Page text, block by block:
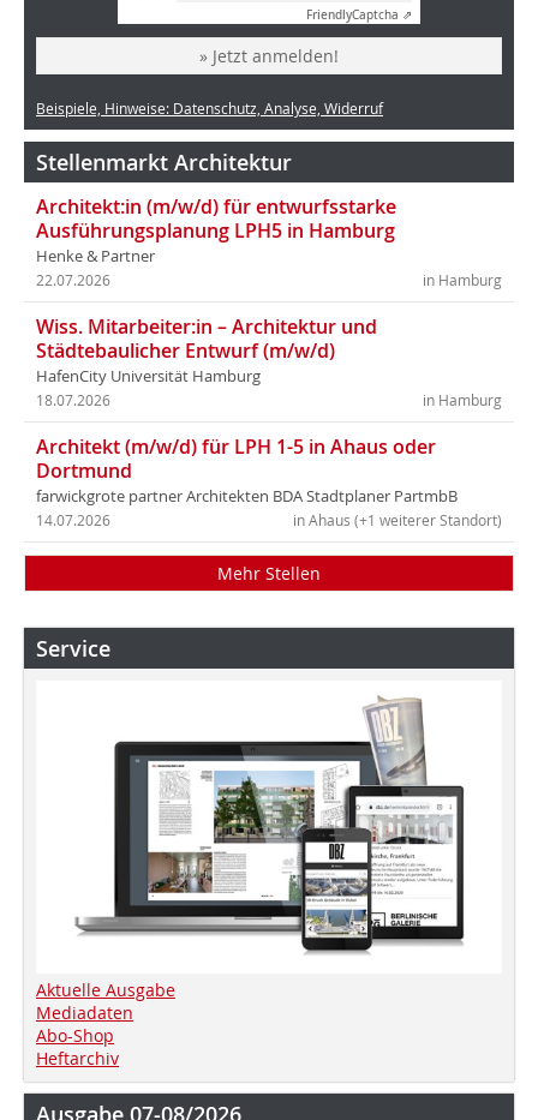
FriendlyCaptcha ⇗
» Jetzt anmelden!
Beispiele, Hinweise: Datenschutz, Analyse, Widerruf
Stellenmarkt Architektur
Architekt:in (m/w/d) für entwurfsstarke
Ausführungsplanung LPH5 in Hamburg
Henke & Partner
in Hamburg
22.07.2026
Wiss. Mitarbeiter:in – Architektur und
Städtebaulicher Entwurf (m/w/d)
HafenCity Universität Hamburg
in Hamburg
18.07.2026
Architekt (m/w/d) für LPH 1-5 in Ahaus oder
Dortmund
farwickgrote partner Architekten BDA Stadtplaner PartmbB
in Ahaus (+1 weiterer Standort)
14.07.2026
Mehr Stellen
Service
Aktuelle Ausgabe
Mediadaten
Abo-Shop
Heftarchiv